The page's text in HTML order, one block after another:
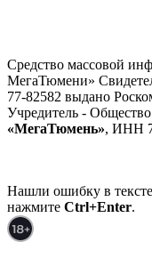
Средство массовой
МегаТюмени»
77-82582 выдано
Учредитель -
«МегаТюмень», ИНН
Нашли ошибку в
нажмите Ctrl+Enter.